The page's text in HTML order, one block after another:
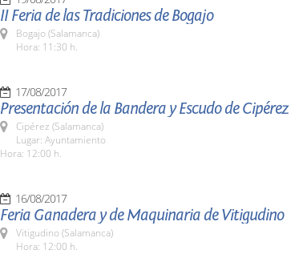
II Feria de las Tradiciones de Bogajo
Bogajo (Salamanca)
Hora: 11:30 h.
17/08/2017
Presentación de la Bandera y Escudo de Cipérez
Cipérez (Salamanca)
Lugar: Ayuntamiento
Hora: 12:00 h.
16/08/2017
Feria Ganadera y de Maquinaria de Vitigudino
Vitigudino (Salamanca)
Hora: 12:00 h.